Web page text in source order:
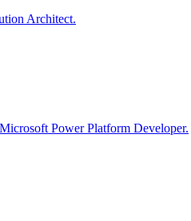
Architect.
Power Platform Developer.